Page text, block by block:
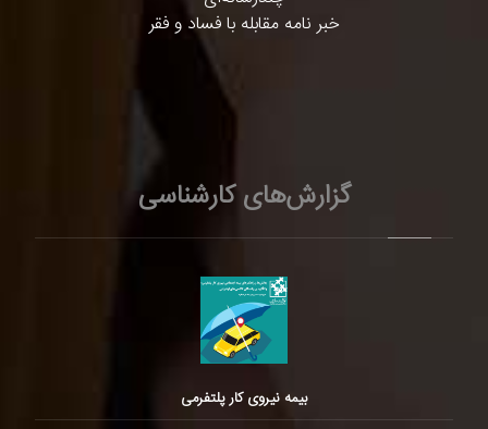
خبر نامه مقابله با فساد و فقر
گزارش‌های کارشناسی
بیمه نیروی کار پلتفرمی